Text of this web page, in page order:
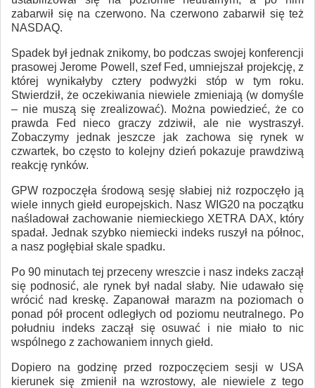
zabarwił się na czerwono. Na czerwono zabarwił się też
NASDAQ.
Spadek był jednak znikomy, bo podczas swojej konferencji
prasowej Jerome Powell, szef Fed, umniejszał projekcję, z
której wynikałyby cztery podwyżki stóp w tym roku.
Stwierdził, że oczekiwania niewiele zmieniają (w domyśle
– nie muszą się zrealizować). Można powiedzieć, że co
prawda Fed nieco graczy zdziwił, ale nie wystraszył.
Zobaczymy jednak jeszcze jak zachowa się rynek w
czwartek, bo często to kolejny dzień pokazuje prawdziwą
reakcję rynków.
GPW rozpoczęła środową sesję słabiej niż rozpoczęło ją
wiele innych giełd europejskich. Nasz WIG20 na początku
naśladował zachowanie niemieckiego XETRA DAX, który
spadał. Jednak szybko niemiecki indeks ruszył na północ,
a nasz pogłębiał skale spadku.
Po 90 minutach tej przeceny wreszcie i nasz indeks zaczął
się podnosić, ale rynek był nadal słaby. Nie udawało się
wrócić nad kreskę. Zapanował marazm na poziomach o
ponad pół procent odległych od poziomu neutralnego. Po
południu indeks zaczął się osuwać i nie miało to nic
wspólnego z zachowaniem innych giełd.
Dopiero na godzinę przed rozpoczęciem sesji w USA
kierunek się zmienił na wzrostowy, ale niewiele z tego